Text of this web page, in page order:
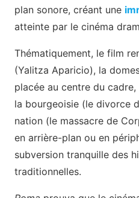
plan sonore, créant une
atteinte par le cinéma
Thématiquement, le film
(Yalitza Aparicio), la
placée au centre du
la bourgeoisie (le divorce
nation (le massacre de
en arrière-plan ou en
subversion tranquille des
traditionnelles.